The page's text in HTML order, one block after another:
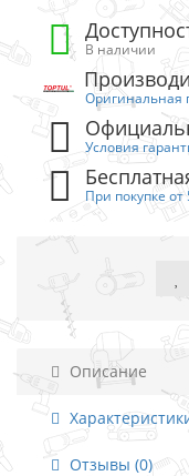
В наличии
Оригинальная
Условия
При покупке от
Описание
Отзывы (0)